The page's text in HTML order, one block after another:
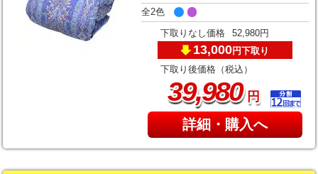
全2色
下取りなし価格 52,980円
13,000円下取り
下取り後価格（税込）
39,980円
詳細・購入へ